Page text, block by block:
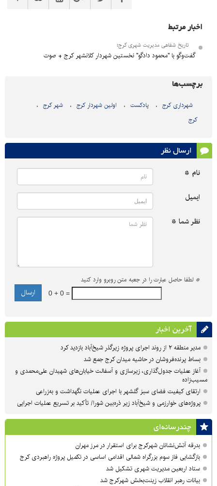
اخبار مرتبط
تاریخ شفاهی مدیریت شهری کرج؛
گفت‌وگو با "محمود دادگو" نخستین شهردار کلانشهر کرج + صوت
برچسب‌ها
شهرداری کرج پادکست اولین شهردار کرج
شهر کرج
کرج
ارسال نظر
نام *
ایمیل
نظر شما *
* لطفا حاصل عبارت را در جعبه متن روبرو وارد کنید
0 + 0 =
آخرین اخبار
مدیر منطقه ۲ از روند اجرای پروژه زیرگذر شیخ‌آباد بازدید کرد
بساط پرنده‌فروشان در حاشیه میدان کرج جمع شد
آغاز عملیات جدول‌گذاری، زیرسازی و آسفالت خیابان‌های شهیدان علی‌محمدی و
مسیب‌زاده
ارتقای کیفیت فضای سبز گلشهر با اجرای عملیات نگهداشت و به‌زراعی
پروژه‌های خوارزمی و شیخ‌آباد زیر ذره‌بین شورا/ تأکید بر تسریع عملیات اجرایی
چندرسانه‌ای
بدرقه آتش‌نشانان شهرکرج برای استقرار در مرز مهران
بازگشایی فاز سوم بزرگراه شمالی اقدامی اساسی در تکمیل پروژه راهبردی کرج
ستاد اربعین مدیریت شهری تشکیل شد
بیانات رهبر انقلاب زینت‌بخش شهرکرج شد